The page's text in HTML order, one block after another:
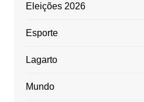
Eleições 2026
Esporte
Lagarto
Mundo